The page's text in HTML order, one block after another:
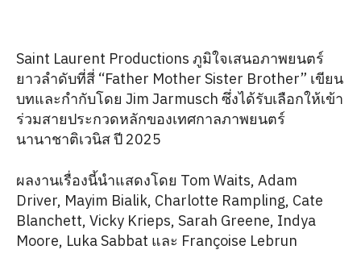
Saint Laurent Productions ภูมิใจเสนอภาพยนตร์
ยาวลำดับที่สี่ “Father Mother Sister Brother” เขียน
บทและกำกับโดย Jim Jarmusch ซึ่งได้รับเลือกให้เข้า
ร่วมสายประกวดหลักของเทศกาลภาพยนตร์
นานาชาติเวนิส ปี 2025
ผลงานเรื่องนี้นำแสดงโดย Tom Waits, Adam
Driver, Mayim Bialik, Charlotte Rampling, Cate
Blanchett, Vicky Krieps, Sarah Greene, Indya
Moore, Luka Sabbat และ Françoise Lebrun